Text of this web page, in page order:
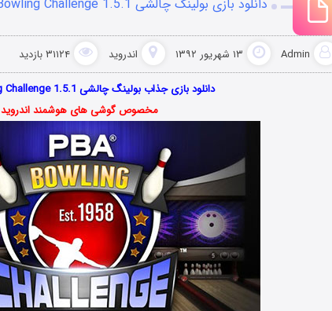
دانلود بازی بولینگ چالشی PBA Bowling Challenge 1.5.1 (اندروید)
Admin ۱۳ شهریور ۱۳۹۲ اندروید ۳۱۱۲۴ بازدید
دانلود بازی جذاب بولینگ چالشی PBA Bowling Challenge 1.5.1
مخصوص گوشی های هوشمند اندروید